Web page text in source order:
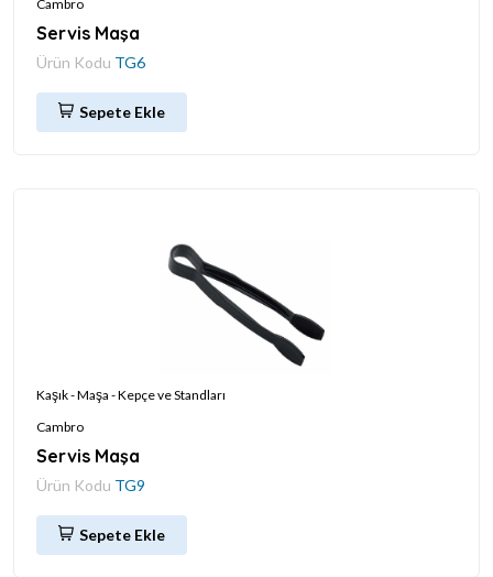
Cambro
Servis Maşa
Ürün Kodu TG6
Sepete Ekle
Kaşık - Maşa - Kepçe ve Standları
Cambro
Servis Maşa
Ürün Kodu TG9
Sepete Ekle